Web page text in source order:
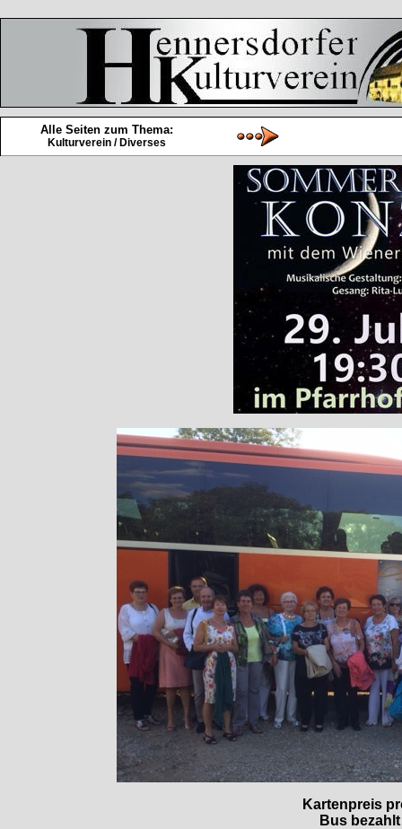
Alle Seiten zum Thema:
Kulturverein / Diverses
Kartenpreis
Bus